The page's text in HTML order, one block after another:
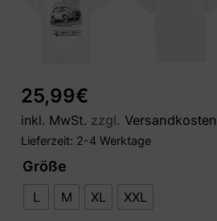
25,99€
inkl. MwSt. zzgl. Versandkosten
Lieferzeit: 2-4 Werktage
Größe
L M XL XXL